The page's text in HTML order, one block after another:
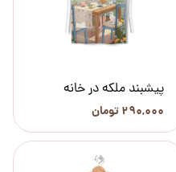
پیشبند ملکه در خانه
۲۹۰,۰۰۰ تومان